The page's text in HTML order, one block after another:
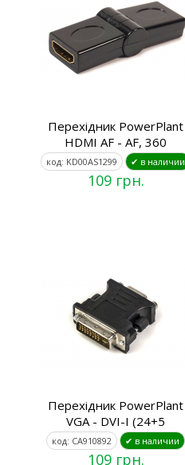
Перехідник PowerPlant
HDMI AF - AF, 360
код: KD00AS1299 ✔ в наличии
109 грн.
Перехідник PowerPlant
VGA - DVI-I (24+5
код: CA910892 ✔ в наличии
109 грн.